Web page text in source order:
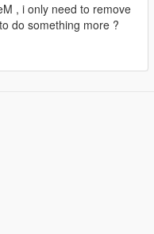
, i only need to remove
do something more ?